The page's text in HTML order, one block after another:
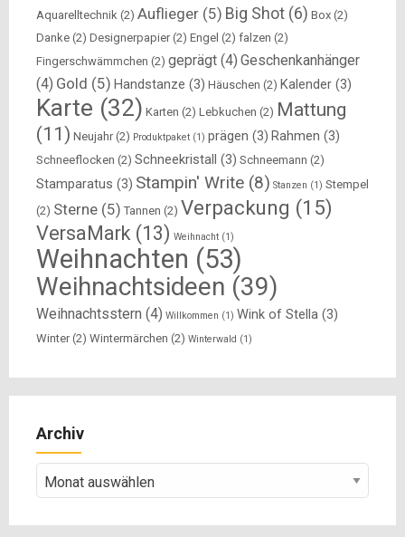
Aquarelltechnik (2) Auflieger (5) Big Shot (6) Box (2)
Danke (2) Designerpapier(2) Engel (2) falzen (2)
Fingerschwämmchen (2) geprägt (4) Geschenkanhänger
(4) Gold (5) Handstanze (3) Häuschen (2) Kalender (3)
Karte (32) Karten (2) Lebkuchen (2) Mattung
(11) Neujahr(2) Produktpaket (1) prägen (3) Rahmen (3)
Schneeflocken (2) Schneekristall (3) Schneemann (2)
Stamparatus (3) Stampin' Write (8) Stanzen (1) Stempel
(2) Sterne (5) Tannen (2) Verpackung (15)
VersaMark (13) Weihnacht (1)
Weihnachten (53)
Weihnachtsideen (39)
Weihnachtsstern (4) Willkommen (1) Wink of Stella (3)
Winter(2) Wintermärchen (2) Winterwald (1)
Archiv